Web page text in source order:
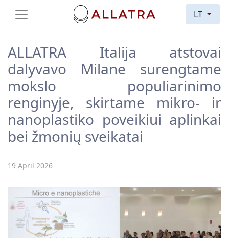
LT
ALLATRA Italija atstovai
dalyvavo Milane surengtame
mokslo populiarinimo
renginyje, skirtame mikro- ir
nanoplastiko poveikiui aplinkai
bei žmonių sveikatai
19 April 2026